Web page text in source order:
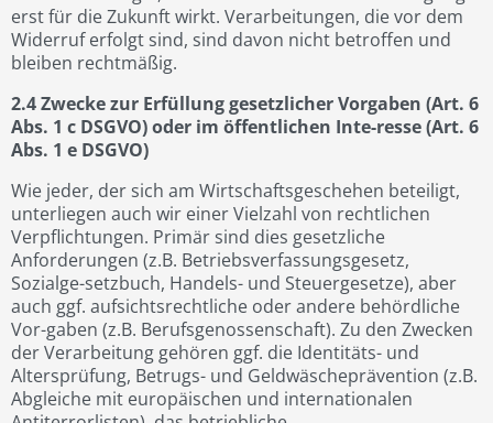
erst für die Zukunft wirkt. Verarbeitungen, die vor dem
Widerruf erfolgt sind, sind davon nicht betroffen und
bleiben rechtmäßig.
2.4 Zwecke zur Erfüllung gesetzlicher Vorgaben (Art. 6
Abs. 1 c DSGVO) oder im öffentlichen Inte-resse (Art. 6
Abs. 1 e DSGVO)
Wie jeder, der sich am Wirtschaftsgeschehen beteiligt,
unterliegen auch wir einer Vielzahl von rechtlichen
Verpflichtungen. Primär sind dies gesetzliche
Anforderungen (z.B. Betriebsverfassungsgesetz,
Sozialge-setzbuch, Handels- und Steuergesetze), aber
auch ggf. aufsichtsrechtliche oder andere behördliche
Vor-gaben (z.B. Berufsgenossenschaft). Zu den Zwecken
der Verarbeitung gehören ggf. die Identitäts- und
Altersprüfung, Betrugs- und Geldwäscheprävention (z.B.
Abgleiche mit europäischen und internationalen